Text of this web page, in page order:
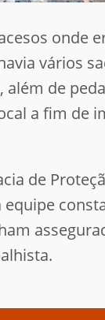
onde
vários
de
a fim de
de